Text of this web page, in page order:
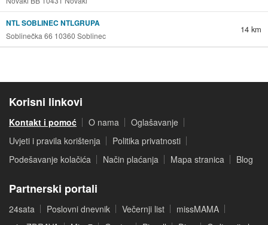
NTL SOBLINEC NTLGRUPA
Soblinečka 66 10360 Soblinec
14 km
Korisni linkovi
Kontakt i pomoć O nama
Oglašavanje
Uvjeti i pravila korištenja
Politika privatnosti
Podešavanje kolačića
Način plaćanja Mapa stranica Blog
Partnerski portali
24sata Poslovni dnevnik Večernji list
missMAMA